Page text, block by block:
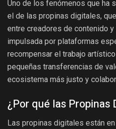
Uno de los fenómenos que ha
el de las propinas digitales,
entre creadores de contenido
impulsada por plataformas
recompensar el trabajo
pequeñas transferencias de
ecosistema más justo y
¿Por qué las Propinas
Las propinas digitales están